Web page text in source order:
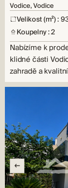
Vodice, Vodice
Velikost (m²) :
Koupelny : 2
Nabízíme k
klidné části
zahradě a